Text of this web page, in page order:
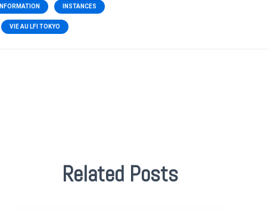
INFORMATION INSTANCES
VIE AU LFI TOKYO
Related Posts